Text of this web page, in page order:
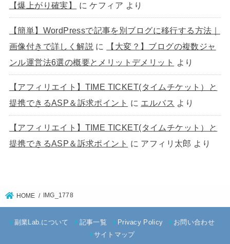
【爆上がり確実】
にケフィア より
【簡単】WordPressで記事を別ブログに移行する方法｜
画像付きで詳しく解説 に
【大変？】ブログの複数ジャ
ンル運営法6選の概要とメリットデメリット
より
【アフィリエイト】TIME TICKET(タイムチケット）と
提携できるASP＆訴求ポイント に エルバス より
【アフィリエイト】TIME TICKET(タイムチケット）と
提携できるASP＆訴求ポイント に アフィリ太郎 より
HOME IMG_1778
副業Lab.について 記事一覧 Privacy Policy
お問い合わせ
サイトマップ